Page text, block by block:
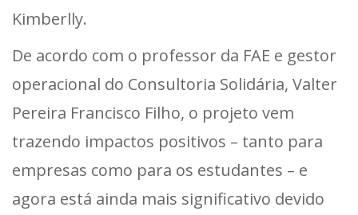
Kimberlly.
De acordo com o professor da FAE e gestor
operacional do Consultoria Solidária, Valter
Pereira Francisco Filho, o projeto vem
trazendo impactos positivos – tanto para
empresas como para os estudantes – e
agora está ainda mais significativo devido